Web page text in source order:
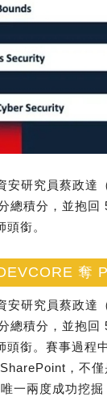
安研究員蔡政達
總積分，並抱
銜。
奪
安研究員蔡政達
總積分，並抱
銜。賽事過程
，不
一兩度成功挖